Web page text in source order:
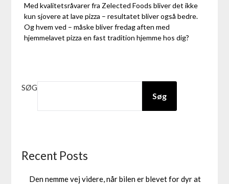
Med kvalitetsråvarer fra Zelected Foods bliver det ikke
kun sjovere at lave pizza – resultatet bliver også bedre.
Og hvem ved – måske bliver fredag aften med
hjemmelavet pizza en fast tradition hjemme hos dig?
SØG
Søg
Recent Posts
Den nemme vej videre, når bilen er blevet for dyr at